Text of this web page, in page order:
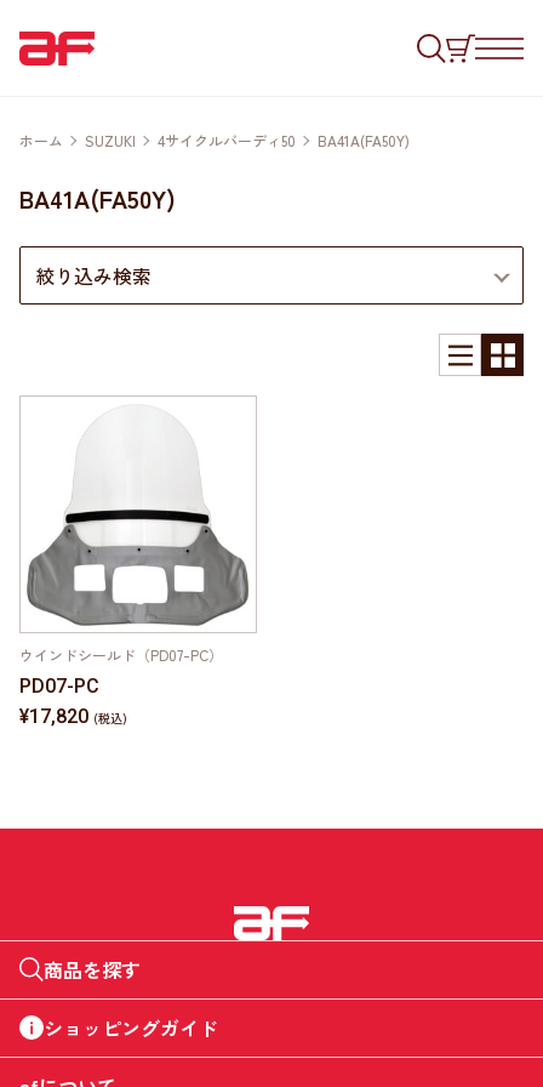
ホーム SUZUKI 4サイクルバーディ50 BA41A(FA50Y)
BA41A(FA50Y)
絞り込み検索
ウインドシールド（PD07-PC）
PD07-PC
¥17,820
商品を探す
ショッピングガイド